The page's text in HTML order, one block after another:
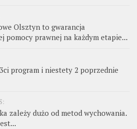
Olsztyn to gwarancja
pomocy prawnej na każdym etapie...
program i niestety 2 poprzednie
zależy dużo od metod wychowania.